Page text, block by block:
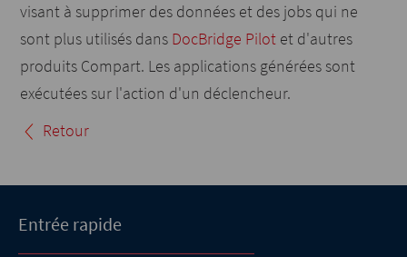
visant à supprimer des données et des jobs qui ne
sont plus utilisés dans DocBridge Pilot et d'autres
produits Compart. Les applications générées sont
exécutées sur l'action d'un déclencheur.
Retour
Entrée rapide